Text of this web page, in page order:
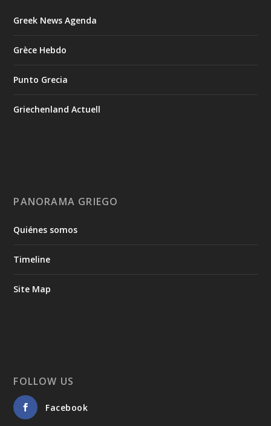
Greek News Agenda
Grèce Hebdo
Punto Grecia
Griechenland Actuell
PANORAMA GRIEGO
Quiénes somos
Timeline
Site Map
FOLLOW US
Facebook